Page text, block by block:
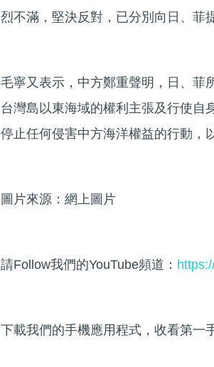
烈不滿，堅決反對，已分別向日、菲
毛寧又表示，中方鄭重聲明，日、菲
台灣島以東海域的權利主張及行使自
停止任何侵害中方海洋權益的行動，
圖片來源：網上圖片
請Follow我們的YouTube頻道：
下載我們的手機應用程式，收看第一